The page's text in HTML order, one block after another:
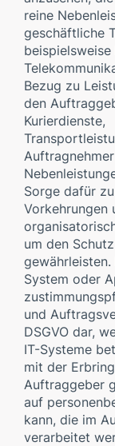
reine
geschäftliche
Bezug zu
den
Kurierdienste,
Sorge dafür
Vorkehrungen
um den
System oder
und
DSGVO dar,
IT-Systeme
mit der
Auftraggeber
auf
kann, die im
verarbeitet